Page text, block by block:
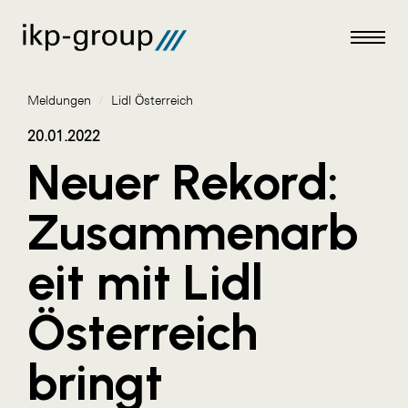
Meldungen
AKTUELLES
ACO
ALEX Krems
Amazon Web Services
Artweger
AustroCel Hallein
Meldungen / Lidl Österreich
20.01.2022
Neuer Rekord:
Zusammenarb
eit mit Lidl
Österreich
bringt